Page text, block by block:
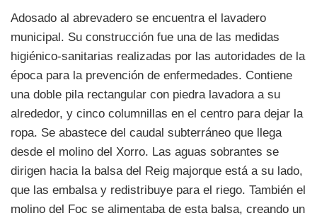
Adosado al abrevadero se encuentra el lavadero
municipal. Su construcción fue una de las medidas
higiénico-sanitarias realizadas por las autoridades de la
época para la prevención de enfermedades. Contiene
una doble pila rectangular con piedra lavadora a su
alrededor, y cinco columnillas en el centro para dejar la
ropa. Se abastece del caudal subterráneo que llega
desde el molino del Xorro. Las aguas sobrantes se
dirigen hacia la balsa del Reig majorque está a su lado,
que las embalsa y redistribuye para el riego. También el
molino del Foc se alimentaba de esta balsa, creando un